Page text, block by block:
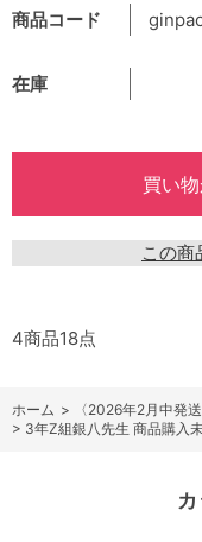
商品コード
在庫
この商
4商品18点
ホーム > 〈2026年2月中発
> 3年Z組銀八先生 商品購入